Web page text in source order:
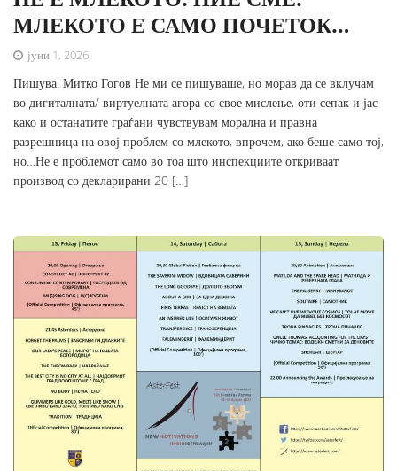
МЛЕКОТО Е САМО ПОЧЕТОК…
јуни 1, 2026
Пишува: Митко Гогов Не ми се пишуваше, но морав да се вклучам
во дигиталната/ виртуелната агора со свое мислење, оти сепак и јас
како и останатите граѓани чувствувам морална и правна
разрешница на овој проблем со млекото, впрочем, ако беше само тој,
но…Не е проблемот само во тоа што инспекциите откриваат
производ со декларирани 20 […]